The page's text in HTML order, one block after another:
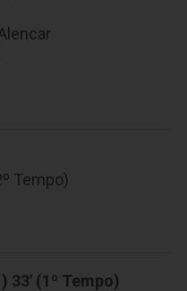
Tempo)
33' (1º Tempo)